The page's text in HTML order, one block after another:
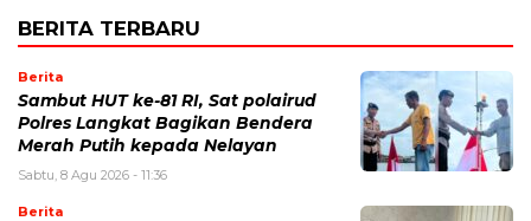
BERITA TERBARU
Berita
Sambut HUT ke-81 RI, Sat polairud
Polres Langkat Bagikan Bendera
Merah Putih kepada Nelayan
Sabtu, 8 Agu 2026 - 11:36
Berita